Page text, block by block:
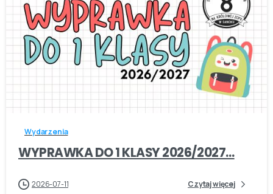
-
Wydarzenia
WYPRAWKA DO 1 KLASY 2026/2027…
2026-07-11 Czytaj więcej